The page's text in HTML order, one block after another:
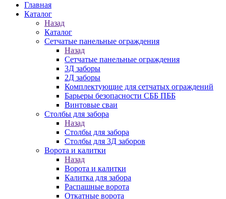
Главная
Каталог
Назад
Каталог
Сетчатые панельные ограждения
Назад
Сетчатые панельные ограждения
3Д заборы
2Д заборы
Комплектующие для сетчатых ограждений
Барьеры безопасности СББ ПББ
Винтовые сваи
Столбы для забора
Назад
Столбы для забора
Столбы для 3Д заборов
Ворота и калитки
Назад
Ворота и калитки
Калитка для забора
Распашные ворота
Откатные ворота